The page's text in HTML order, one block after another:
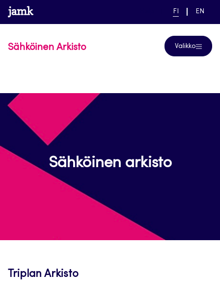
Siirry
suoraan
www.jamk.fi linkki pääsivustolle
NYKYINEN
FI
VAIHDA
EN
Sähköinen Arkisto Valikko
Sähköinen arkisto
Triplan Arkisto